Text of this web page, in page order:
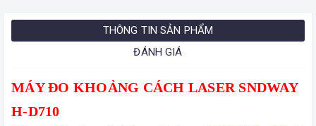
THÔNG TIN SẢN PHẨM
ĐÁNH GIÁ
MÁY ĐO KHOẢNG CÁCH LASER SNDWAY
H-D710